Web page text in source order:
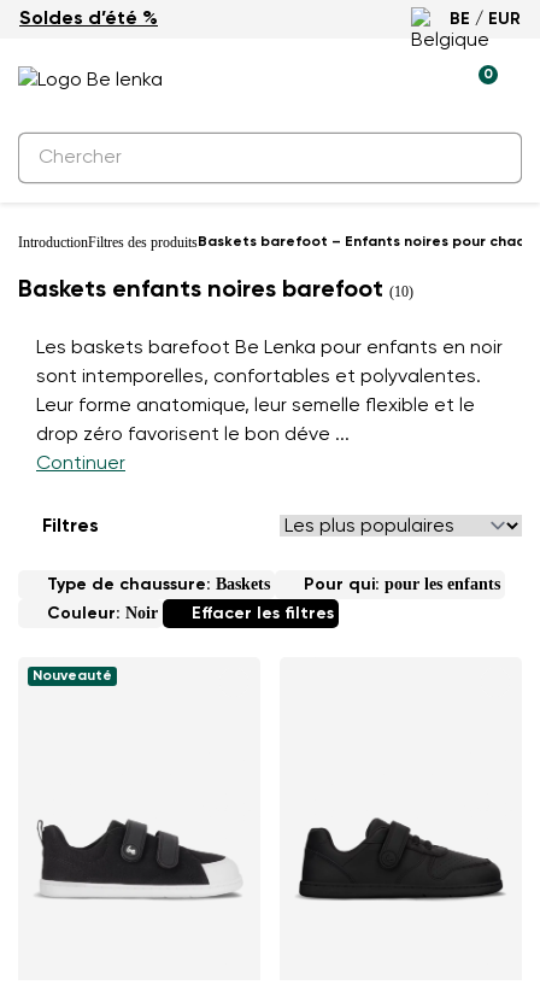
Soldes d’été % BE / EUR
0
IntroductionFiltres des produitsBaskets barefoot – Enfants noires pour
Baskets enfants noires barefoot (10)
Les baskets barefoot Be Lenka pour enfants en noir
sont intemporelles, confortables et polyvalentes.
Leur forme anatomique, leur semelle flexible et le
drop zéro favorisent le bon déve ...
Continuer
Filtres
Type de chaussure: Baskets Pour qui: pour les enfants
Couleur: Noir Effacer les filtres
Nouveauté